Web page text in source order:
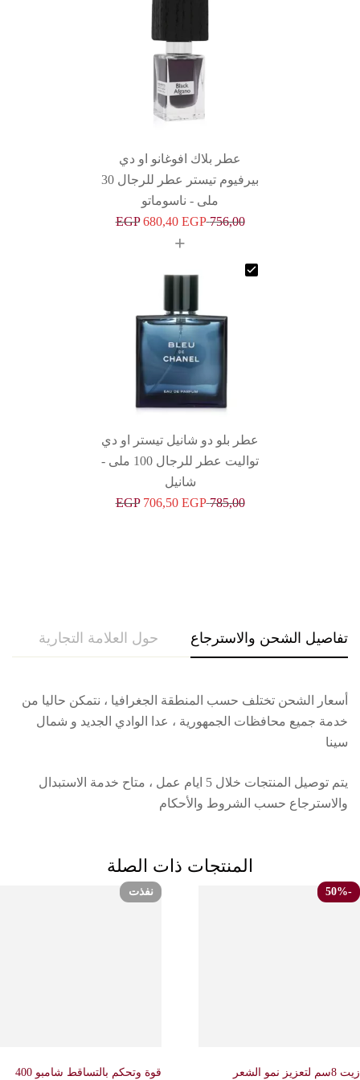
عطر بلاك افوغانو او دي
بيرفيوم تيستر عطر للرجال 30
ملى - ناسوماتو
756,00
EGP 680,40EGP
عطر بلو دو شانيل تيستر او دي
تواليت عطر للرجال 100 ملى -
شانيل
785,00
EGP 706,50EGP
تفاصيل الشحن والاسترجاع حول العلامة التجارية
أسعار الشحن تختلف حسب المنطقة الجغرافيا ، نتمكن حاليا من
خدمة جميع محافظات الجمهورية ، عدا الوادي الجديد و شمال
سينا
يتم توصيل المنتجات خلال 5 ايام عمل ، متاح خدمة الاستبدال
والاسترجاع حسب الشروط والأحكام
المنتجات ذات الصلة
زيت 8سم لتعزيز نمو الشعر
نفذت
قوة وتحكم بالتساقط شامبو 400